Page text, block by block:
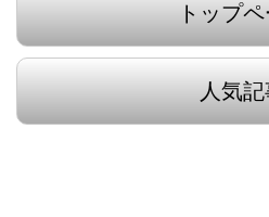
トップ
人気